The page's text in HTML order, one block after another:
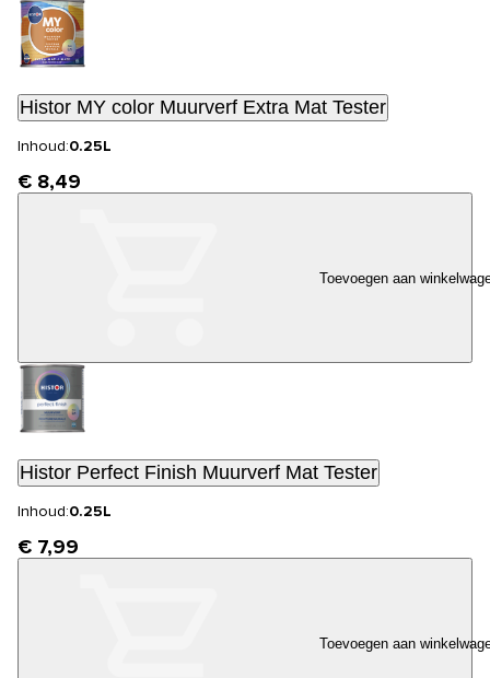
Histor MY color Muurverf Extra Mat Tester
Inhoud:0.25L
€ 8,49
Toevoegen aan
Histor Perfect Finish Muurverf Mat Tester
Inhoud:0.25L
€ 7,99
Toevoegen aan